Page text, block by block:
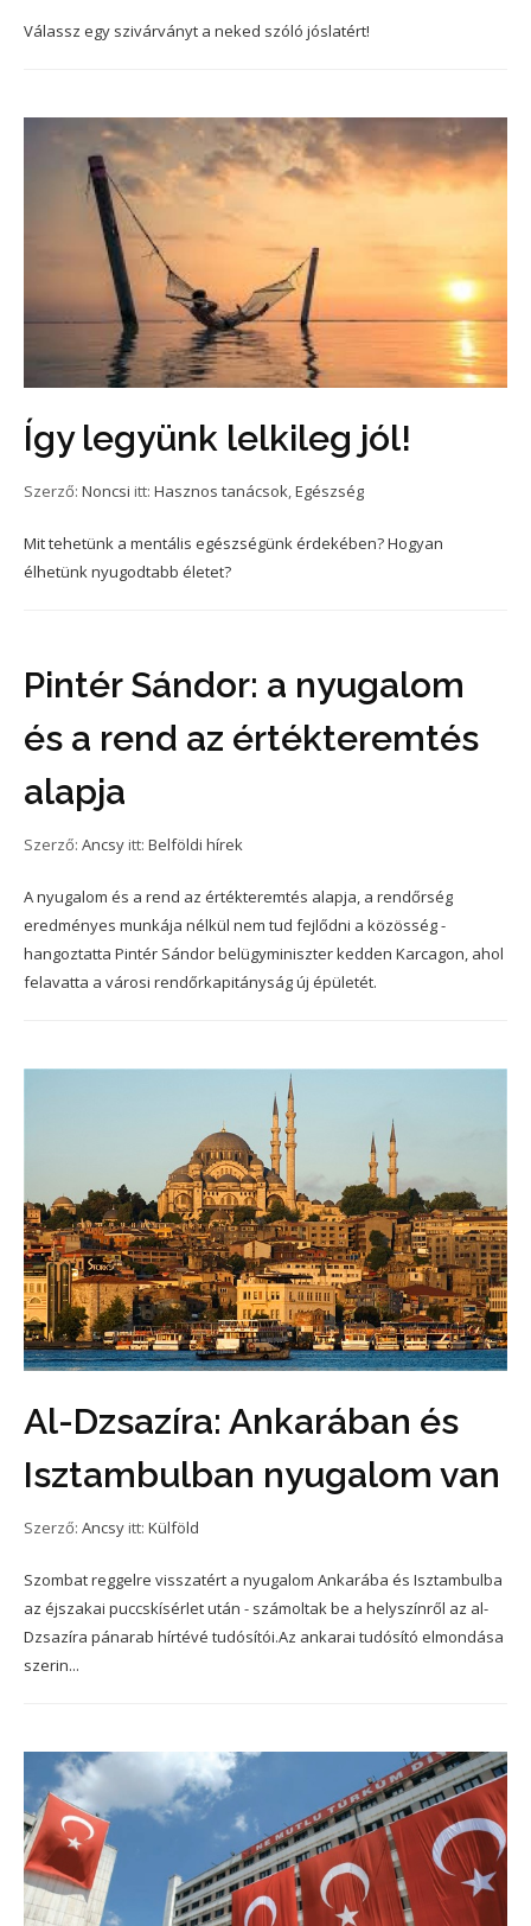
Válassz egy szivárványt a neked szóló jóslatért!
Így legyünk lelkileg jól!
Szerző: Noncsi itt: Hasznos tanácsok,Egészség
Mit tehetünk a mentális egészségünk érdekében? Hogyan
élhetünk nyugodtabb életet?
Pintér Sándor: a nyugalom
és a rend az értékteremtés
alapja
Szerző: Ancsy itt: Belföldi hírek
A nyugalom és a rend az értékteremtés alapja, a rendőrség
eredményes munkája nélkül nem tud fejlődni a közösség -
hangoztatta Pintér Sándor belügyminiszter kedden Karcagon, ahol
felavatta a városi rendőrkapitányság új épületét.
Al-Dzsazíra: Ankarában és
Isztambulban nyugalom van
Szerző: Ancsy itt: Külföld
Szombat reggelre visszatért a nyugalom Ankarába és Isztambulba
az éjszakai puccskísérlet után - számoltak be a helyszínről az al-
Dzsazíra pánarab hírtévé tudósítói.Az ankarai tudósító elmondása
szerin...